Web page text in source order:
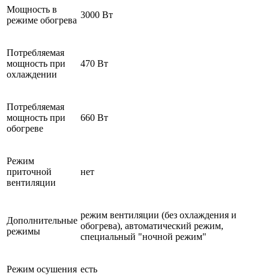
Мощность в
режиме обогрева
3000 Вт
Потребляемая
мощность при
охлаждении
470 Вт
Потребляемая
мощность при
обогреве
660 Вт
Режим
приточной
вентиляции
нет
Дополнительные
режимы
режим вентиляции (без охлаждения и
обогрева), автоматический режим,
специальный "ночной режим"
Режим осушения есть